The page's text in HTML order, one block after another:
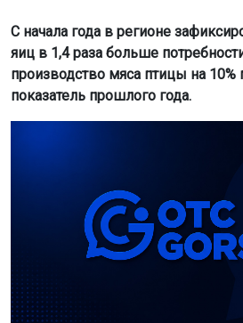
С начала года в регионе
яиц в 1,4 раза больше
производство мяса птицы на
показатель прошлого года.